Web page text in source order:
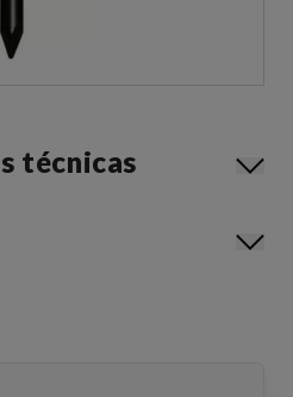
técnicas